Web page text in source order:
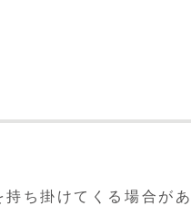
ち掛けてくる場合があ